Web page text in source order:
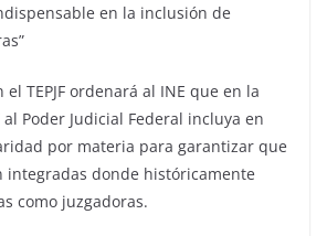
en la inclusión de
TEPJF ordenará al INE que en la
Poder Judicial Federal incluya en
por materia para garantizar que
integradas donde históricamente
como juzgadoras.